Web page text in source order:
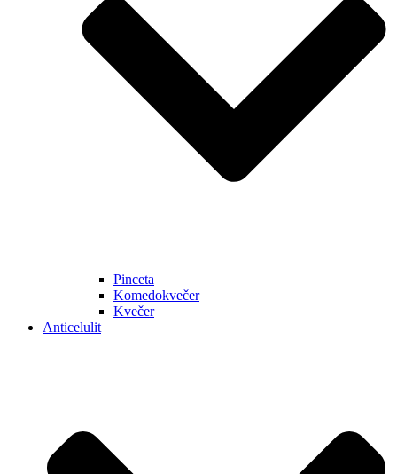
Pinceta
Komedokvečer
Kvečer
Anticelulit